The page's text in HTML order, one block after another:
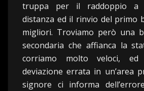
truppa per il raddoppio a
distanza ed il rinvio del primo
migliori. Troviamo però una
secondaria che affianca la
corriamo molto veloci,
deviazione errata in un’area
signore ci informa